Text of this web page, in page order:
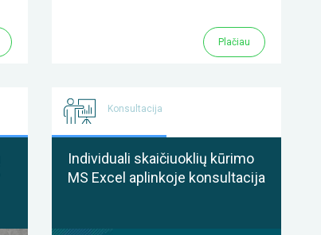
Plačiau
Konsultacija
Individuali skaičiuoklių kūrimo
MS Excel aplinkoje konsultacija